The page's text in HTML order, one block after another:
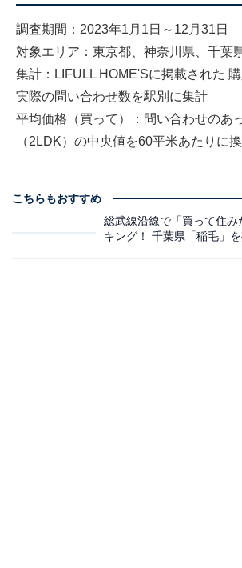
調査期間：2023年1月1日～12月31日
対象エリア：東京都、神奈川県、千葉
集計：LIFULL HOME'Sに掲載された 購
実際の問い合わせ数を駅別に集計
平均価格（買って）：問い合わせのあ
（2LDK）の中央値を60平米あたりに
こちらもおすすめ
総武線沿線で「買って住み
キング！ 千葉県「稲毛」